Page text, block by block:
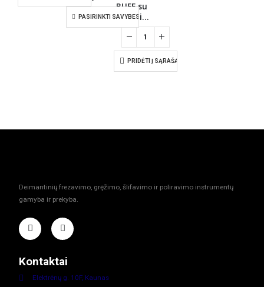
PASIRINKTI SAVYBES
BUFF su
tvirtinimu
PRIDĖTI Į SĄRAŠĄ
Deimantinių frezavimo, gręžimo, šlifavimo ir poliravimo instrumentų
gamyba ir prekyba.
Kontaktai
Elektrėnų g. 10F, Kaunas